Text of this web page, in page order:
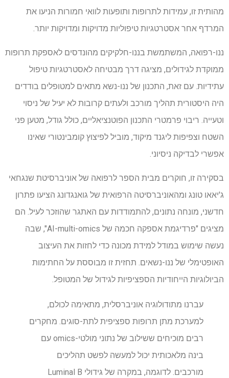
מהותית זו, עמידות לתרופות ותופעות לוואי חמורות הניעו את
המרדף אחר אסטרטגיות טיפוליות מדויקות ומדויקות יותר.
ננו-רפואה, המשתמשת בננו-חלקיקים מהונדסים לאספקת תרופות
ממוקדת לגידולים, מציגה דרך מבטיחה לאסטרטגיות טיפול
עתידיות. עם זאת, התכנון של ננו-נשא מתאים למטופלים בודדים
היה היסטורית תהליך מורכב ולעתים קרובות לא יעיל של ניסוי
וטעייה. ריבוי פרמטרי התכנון הפוטנציאליים, כולל גודל, מטען פני
השטח וצפיפות ליגנד מיקוד, מוביל לפיצוץ קומבינטורי שאינו
אפשרי לבדיקה ניסיוני.
בסקירה זו, חוקרים מבית הספר לרפואה של אוניברסיטת שנגחאי
ג'יאאו טונג ומהאוניברסיטה הרפואית של גואנגדונג הציעו פתרון
חדשני, מונחה נתונים, להתמודדות עם האתגר שהוזכר לעיל. הם
מציגים "פרדיגמת אספקה ​​חכמה של AI-multi-omics", שבה
נעשה שימוש במודל למידת מכונה כדי לחזות את העיצוב
האופטימלי של ננו-נשאים. תחזית זו מבוססת על החתימות
הביולוגיות הייחודיות הספציפיות לגידול של המטופל.
עברנו מתודולוגיה אוניברסלית, מתאימה לכולם,
למערכת מתן תרופות ספציפית לתת-סוגים. מחקרים
רבים מוכיחים ששילוב של נתוני מולטי-omics עם
בינה מלאכותית יכול למעשה לפשט תהליכים
מורכבים. לדוגמה, במקרה של גידולי Luminal B